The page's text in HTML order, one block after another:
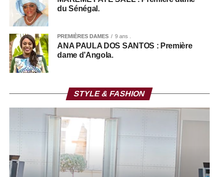
du Sénégal.
PREMIÈRES DAMES 9 ans .
ANA PAULA DOS SANTOS : Première
dame d’Angola.
STYLE & FASHION